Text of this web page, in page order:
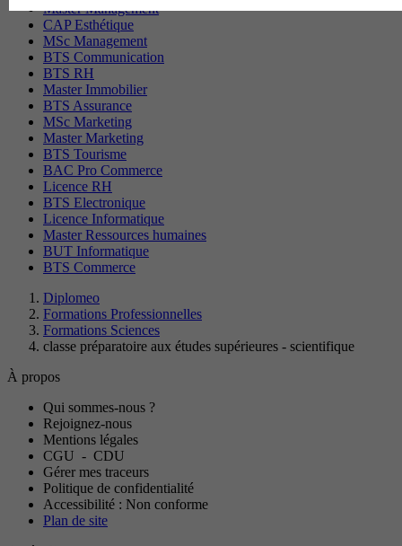
Master Management
CAP Esthétique
MSc Management
BTS Communication
BTS RH
Master Immobilier
BTS Assurance
MSc Marketing
Master Marketing
BTS Tourisme
BAC Pro Commerce
Licence RH
BTS Electronique
Licence Informatique
Master Ressources humaines
BUT Informatique
BTS Commerce
Diplomeo
Formations Professionnelles
Formations Sciences
classe préparatoire aux études supérieures - scientifique
À propos
Qui sommes-nous ?
Rejoignez-nous
Mentions légales
CGU - CDU
Gérer mes traceurs
Politique de confidentialité
Accessibilité : Non conforme
Plan de site